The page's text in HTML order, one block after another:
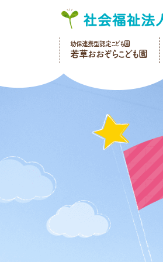
幼保連携型認定こども園
若草おおぞらこども園